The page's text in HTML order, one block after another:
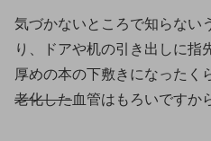
気づかないところで知らない
り、ドアや机の引き出しに指
厚めの本の下敷きになったく
老化した血管はもろいですか